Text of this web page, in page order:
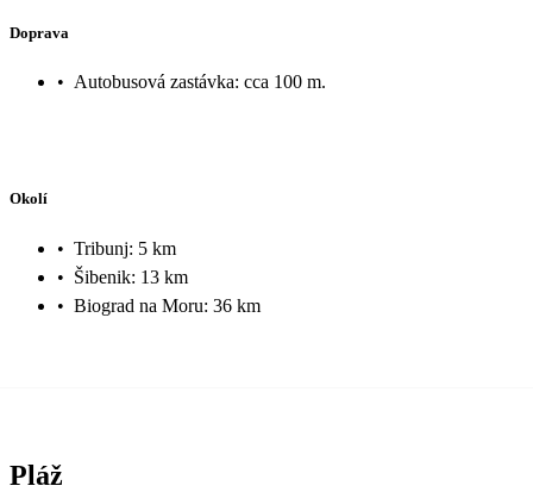
Doprava
• Autobusová zastávka: cca 100 m.
Okolí
• Tribunj: 5 km
• Šibenik: 13 km
• Biograd na Moru: 36 km
Pláž